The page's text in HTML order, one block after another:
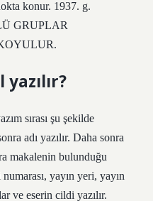
konur. 1937. g.
GRUPLAR
sırası şu şekilde
adı yazılır. Daha sonra
makalenin bulunduğu
numarası, yayın yeri, yayın
ve eserin cildi yazılır.